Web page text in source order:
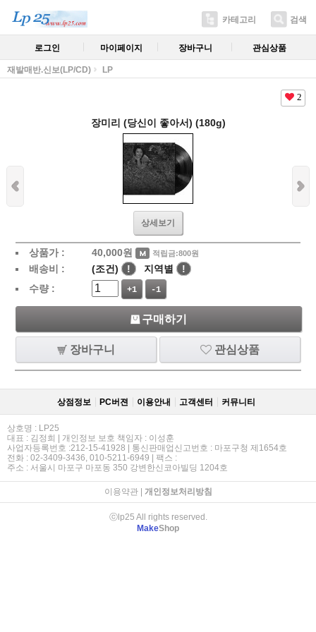
카테고리 검색
로그인 마이페이지 장바구니 관심상품
재발매반.신보(LP/CD) LP
2
장미리 (당신이 좋아서) (180g)
상세보기
상품가 : 40,000원 적립금:800원
배송비 : (조건) ! 지역별
!
수량 :
+1 -1
구매하기
장바구니 관심상품
상점정보 PC버젼 이용안내 고객센터 커뮤니티
상호명 : LP25
대표 : 김정희 | 개인정보 보호 책임자 : 이성훈
사업자등록번호 :212-15-41928 | 통신판매업신고번호 : 마포구청 제1654호
전화 : 02-3409-3436, 010-5211-6949 | 팩스 :
주소 : 서울시 마포구 마포동 350 강변한신코아빌딩 1204호
이용약관| 개인정보처리방침
ⓒlp25 All rights reserved.
MakeShop